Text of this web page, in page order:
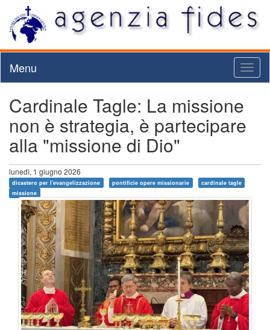
Menu
Cardinale Tagle: La missione
non è strategia, è partecipare
alla "missione di Dio"
lunedì, 1 giugno 2026
dicastero per l'evangelizzazione pontificie opere missionarie
cardinale tagle
missione